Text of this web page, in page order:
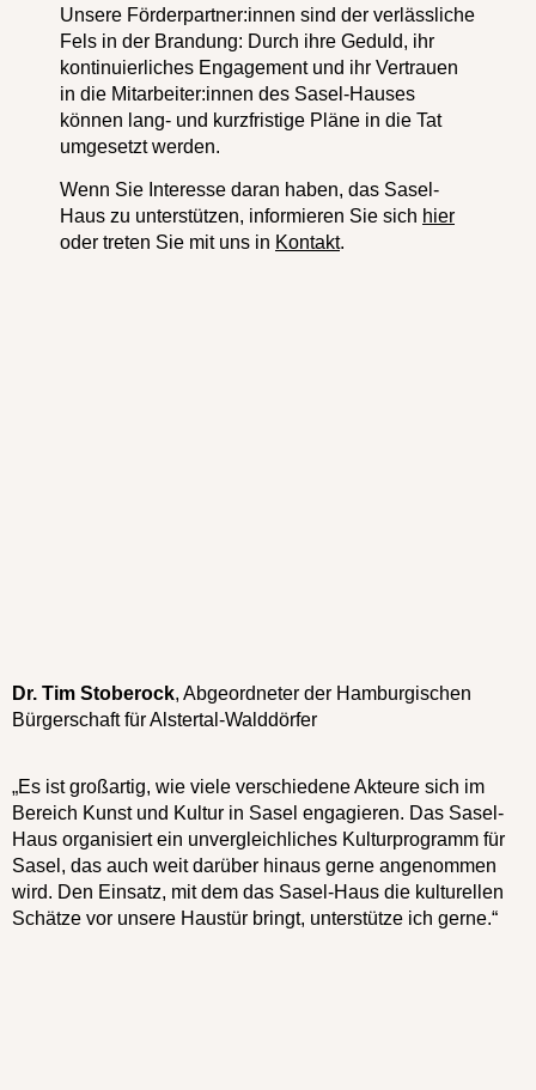
Unsere Förderpartner:innen sind der verlässliche
Fels in der Brandung: Durch ihre Geduld, ihr
kontinuierliches Engagement und ihr Vertrauen
in die Mitarbeiter:innen des Sasel-Hauses
können lang- und kurzfristige Pläne in die Tat
umgesetzt werden.
Wenn Sie Interesse daran haben, das Sasel-
Haus zu unterstützen, informieren Sie sich hier
oder treten Sie mit uns in Kontakt.
Dr. Tim Stoberock, Abgeordneter der Hamburgischen
Bürgerschaft für Alstertal-Walddörfer
„Es ist großartig, wie viele verschiedene Akteure sich im
Bereich Kunst und Kultur in Sasel engagieren. Das Sasel-
Haus organisiert ein unvergleichliches Kulturprogramm für
Sasel, das auch weit darüber hinaus gerne angenommen
wird. Den Einsatz, mit dem das Sasel-Haus die kulturellen
Schätze vor unsere Haustür bringt, unterstütze ich gerne.“